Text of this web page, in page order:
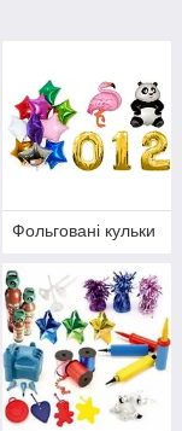
Фольговані кульки